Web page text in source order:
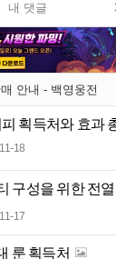
내 댓글
안내 - 백영웅전
획득처와 효과
11-18
구성을 위한 전
11-17
룬 획득처